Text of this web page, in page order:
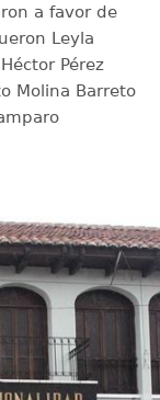
a favor de
Leyla
Pérez
Molina Barreto